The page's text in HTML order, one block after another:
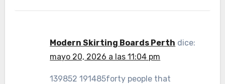
Modern Skirting Boards Perth dice:
mayo 20, 2026 a las 11:04 pm
139852 191485forty people that